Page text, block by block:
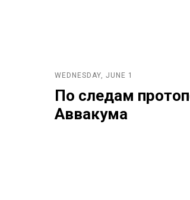
WEDNESDAY, JUNE 1
По следам
Аввакума